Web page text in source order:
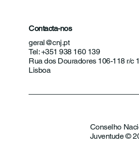
Contacta-nos
geral@cnj.pt
Tel: +351 938 160 139
Rua dos Douradores 106-118 r/c
Lisboa
Conselho
Juventude ©